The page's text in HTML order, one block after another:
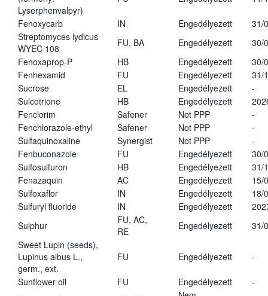
Lyserphenvalpyr)
Fenoxycarb IN Engedélyezett
31/
Streptomyces lydicus
WYEC 108
FU, BA Engedélyezett
30/
Fenoxaprop-P
HB Engedélyezett
30/
Fenhexamid
FU Engedélyezett
31/
Sucrose
EL Engedélyezett
-
Sulcotrione
HB Engedélyezett
Fenclorim
Safener Not PPP
-
Fenchlorazole-ethyl
Safener Not PPP
-
Sulfaquinoxaline
Synergist Not PPP
-
Fenbuconazole
FU Engedélyezett
30/
Sulfosulfuron
HB Engedélyezett
31/
Fenazaquin
AC Engedélyezett
15/
Sulfoxaflor
IN Engedélyezett
18/
Sulfuryl fluoride
IN Engedélyezett
Sulphur
FU, AC,
RE
Engedélyezett
31/
Sweet Lupin (seeds),
Lupinus albus L.,
germ., ext.
FU Engedélyezett -
Sunflower oil FU Engedélyezett
-